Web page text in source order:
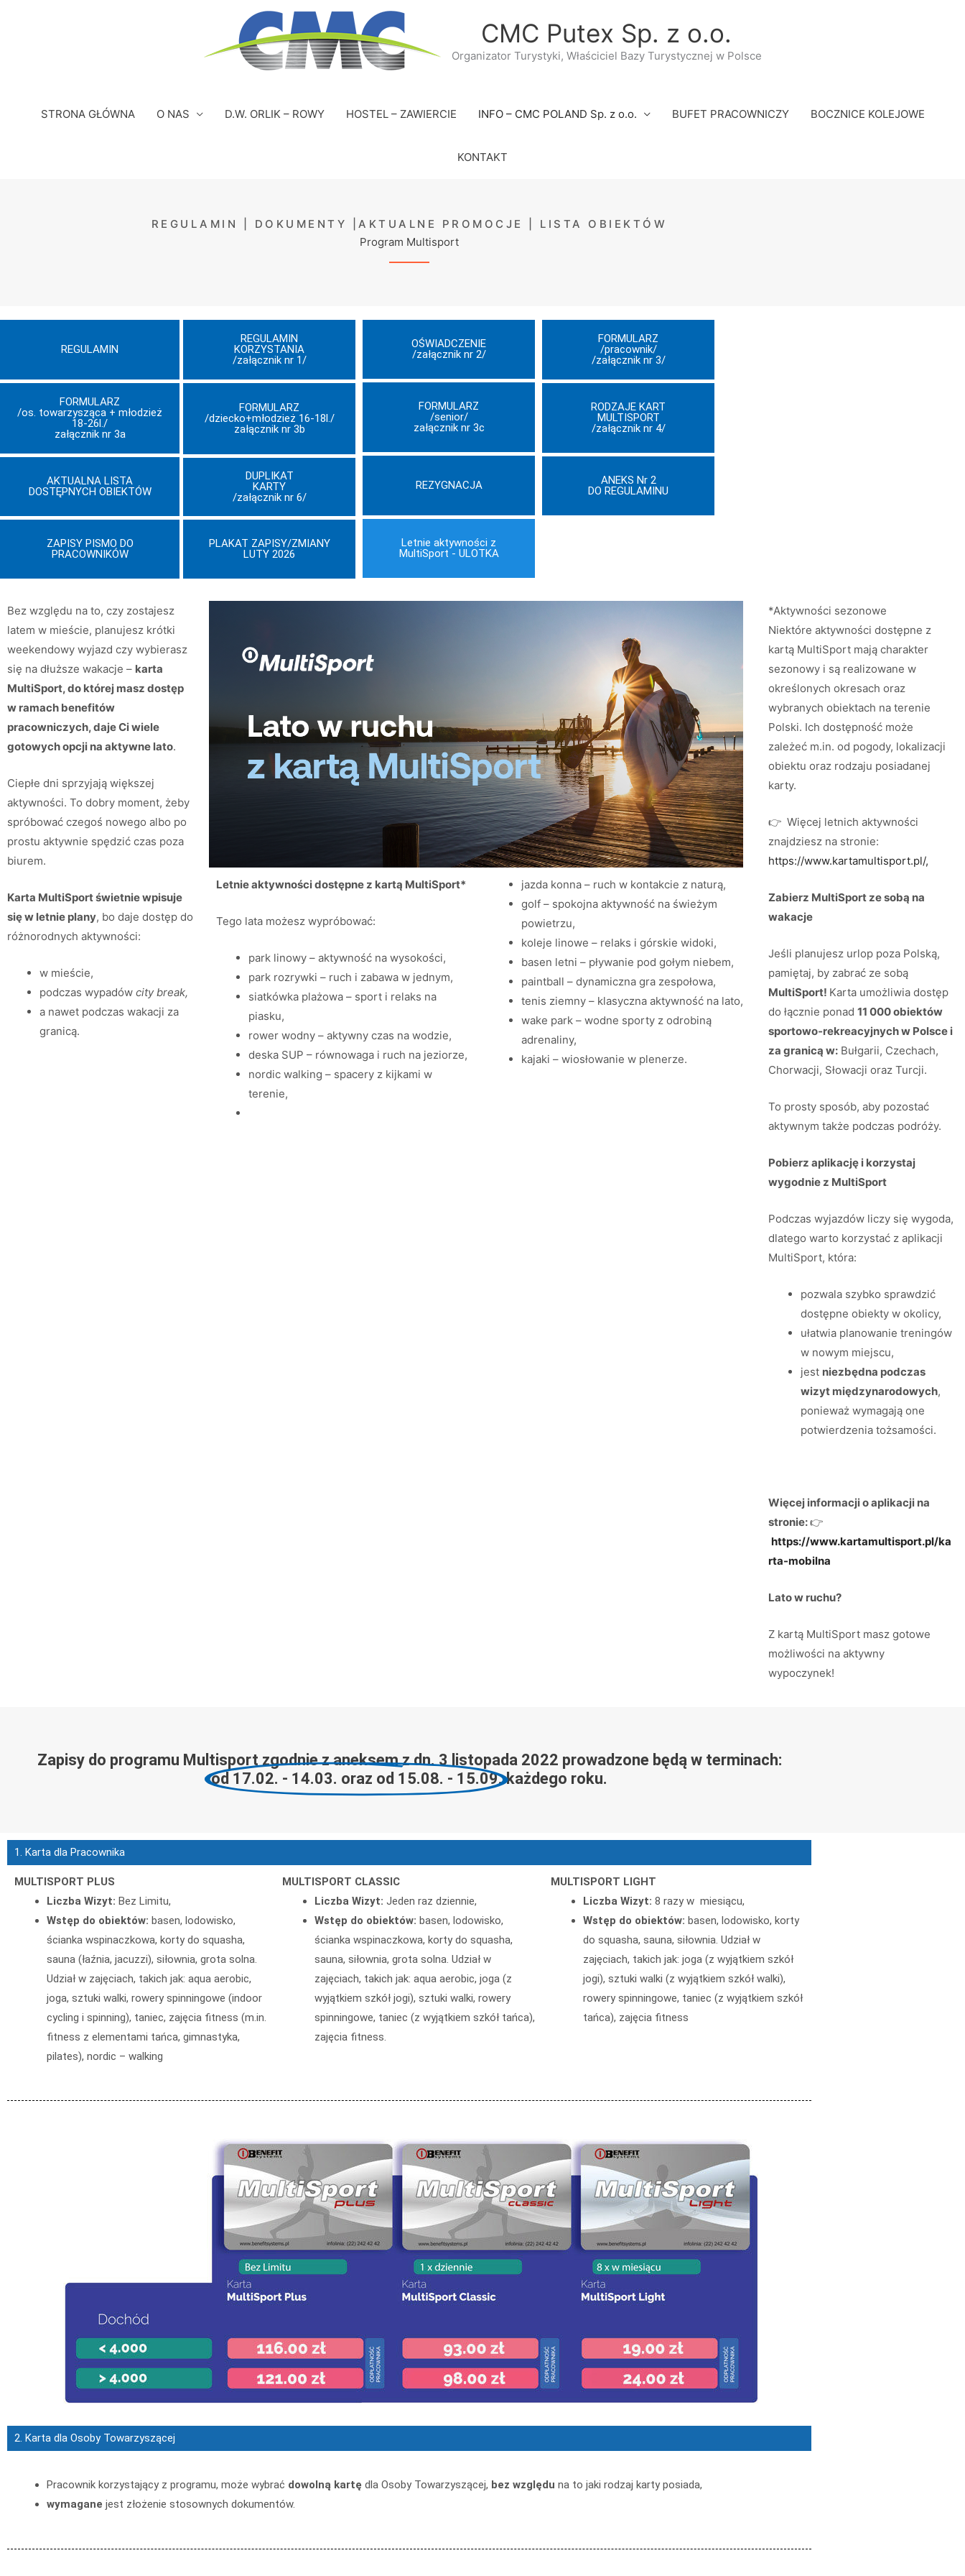
CMC Putex Sp. z o.o.
Organizator Turystyki, Właściciel Bazy Turystycznej w Polsce
STRONA GŁÓWNA O NAS D.W. ORLIK – ROWY HOSTEL – ZAWIERCIE INFO – CMC POLAND Sp. z o.o. BUFET PRACOWNICZY BOCZNICE KOLEJOWE
KONTAKT
REGULAMIN | DOKUMENTY |AKTUALNE PROMOCJE | LISTA OBIEKTÓW
Program Multisport
REGULAMIN
FORMULARZ
/os. towarzysząca + młodzież
18-26l./
załącznik nr 3a
AKTUALNA LISTA
DOSTĘPNYCH OBIEKTÓW
ZAPISY PISMO DO
PRACOWNIKÓW
REGULAMIN
KORZYSTANIA
/załącznik nr 1/
FORMULARZ
/dziecko+młodzież 16-18l./
załącznik nr 3b
DUPLIKAT
KARTY
/załącznik nr 6/
PLAKAT ZAPISY/ZMIANY
LUTY 2026
OŚWIADCZENIE
/załącznik nr 2/
FORMULARZ
/senior/
załącznik nr 3c
REZYGNACJA
Letnie aktywności z
MultiSport - ULOTKA
FORMULARZ
/pracownik/
/załącznik nr 3/
RODZAJE KART
MULTISPORT
/załącznik nr 4/
ANEKS Nr 2
DO REGULAMINU
Bez względu na to, czy zostajesz
latem w mieście, planujesz krótki
weekendowy wyjazd czy wybierasz
się na dłuższe wakacje – karta
MultiSport, do której masz dostęp
w ramach benefitów
pracowniczych, daje Ci wiele
gotowych opcji na aktywne lato.
Ciepłe dni sprzyjają większej
aktywności. To dobry moment, żeby
spróbować czegoś nowego albo po
prostu aktywnie spędzić czas poza
biurem.
Karta MultiSport świetnie wpisuje
się w letnie plany, bo daje dostęp do
różnorodnych aktywności:
w mieście,
podczas wypadów city break,
a nawet podczas wakacji za
granicą.
Letnie aktywności dostępne z kartą MultiSport*
Tego lata możesz wypróbować:
park linowy – aktywność na wysokości,
park rozrywki – ruch i zabawa w jednym,
siatkówka plażowa – sport i relaks na
piasku,
rower wodny – aktywny czas na wodzie,
deska SUP – równowaga i ruch na jeziorze,
nordic walking – spacery z kijkami w
terenie,
jazda konna – ruch w kontakcie z naturą,
golf – spokojna aktywność na świeżym
powietrzu,
koleje linowe – relaks i górskie widoki,
basen letni – pływanie pod gołym niebem,
paintball – dynamiczna gra zespołowa,
tenis ziemny – klasyczna aktywność na lato,
wake park – wodne sporty z odrobiną
adrenaliny,
kajaki – wiosłowanie w plenerze.
*Aktywności sezonowe
Niektóre aktywności dostępne z
kartą MultiSport mają charakter
sezonowy i są realizowane w
określonych okresach oraz
wybranych obiektach na terenie
Polski. Ich dostępność może
zależeć m.in. od pogody, lokalizacji
obiektu oraz rodzaju posiadanej
karty.
👉 Więcej letnich aktywności
znajdziesz na stronie:
https://www.kartamultisport.pl/,
Zabierz MultiSport ze sobą na
wakacje
Jeśli planujesz urlop poza Polską,
pamiętaj, by zabrać ze sobą
MultiSport! Karta umożliwia dostęp
do łącznie ponad 11 000 obiektów
sportowo‑rekreacyjnych w Polsce i
za granicą w:Bułgarii, Czechach,
Chorwacji, Słowacji oraz Turcji.
To prosty sposób, aby pozostać
aktywnym także podczas podróży.
Pobierz aplikację i korzystaj
wygodnie z MultiSport
Podczas wyjazdów liczy się wygoda,
dlatego warto korzystać z aplikacji
MultiSport, która:
pozwala szybko sprawdzić
dostępne obiekty w okolicy,
ułatwia planowanie treningów
w nowym miejscu,
jest niezbędna podczas
wizyt międzynarodowych,
ponieważ wymagają one
potwierdzenia tożsamości.
Więcej informacji o aplikacji na
stronie:👉
https://www.kartamultisport.pl/ka
rta-mobilna
Lato w ruchu?
Z kartą MultiSport masz gotowe
możliwości na aktywny
wypoczynek!
Zapisy do programu Multisport zgodnie z aneksem z dn. 3 listopada 2022 prowadzone będą w terminach:
od 17.02. - 14.03. oraz od 15.08. - 15.09. każdego roku.
1. Karta dla Pracownika
MULTISPORT PLUS
Liczba Wizyt: Bez Limitu,
Wstęp do obiektów: basen, lodowisko,
ścianka wspinaczkowa, korty do squasha,
sauna (łaźnia, jacuzzi), siłownia, grota solna.
Udział w zajęciach, takich jak: aqua aerobic,
joga, sztuki walki, rowery spinningowe (indoor
cycling i spinning), taniec, zajęcia fitness (m.in.
fitness z elementami tańca, gimnastyka,
pilates), nordic – walking
MULTISPORT CLASSIC
Liczba Wizyt: Jeden raz dziennie,
Wstęp do obiektów: basen, lodowisko,
ścianka wspinaczkowa, korty do squasha,
sauna, siłownia, grota solna. Udział w
zajęciach, takich jak: aqua aerobic, joga (z
wyjątkiem szkół jogi), sztuki walki, rowery
spinningowe, taniec (z wyjątkiem szkół tańca),
zajęcia fitness.
MULTISPORT LIGHT
Liczba Wizyt: 8 razy w miesiącu,
Wstęp do obiektów: basen, lodowisko, korty
do squasha, sauna, siłownia. Udział w
zajęciach, takich jak: joga (z wyjątkiem szkół
jogi), sztuki walki (z wyjątkiem szkół walki),
rowery spinningowe, taniec (z wyjątkiem szkół
tańca), zajęcia fitness
2. Karta dla Osoby Towarzyszącej
Pracownik korzystający z programu, może wybrać dowolną kartę dla Osoby Towarzyszącej, bez względu na to jaki rodzaj karty posiada,
wymagane jest złożenie stosownych dokumentów.